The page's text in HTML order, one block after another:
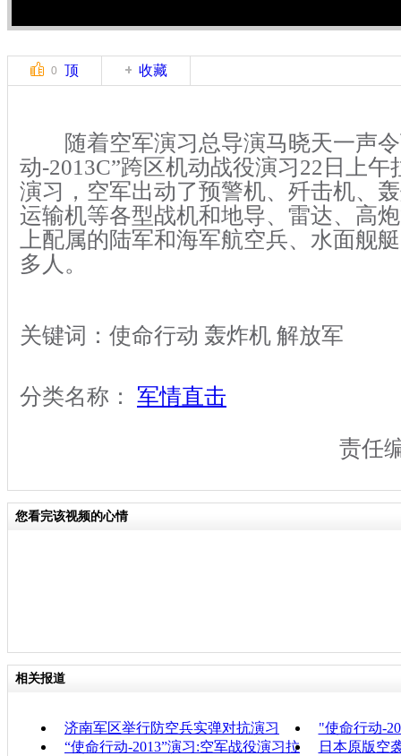
0 顶 收藏
随着空军演习总导演马晓天一声令
动-2013C”跨区机动战役演习22日上午
演习，空军出动了预警机、歼击机、
运输机等各型战机和地导、雷达、高
上配属的陆军和海军航空兵、水面舰
多人。
关键词：使命行动 轰炸机 解放军
分类名称： 军情直击
责任
您看完该视频的心情
相关报道
济南军区举行防空兵实弹对抗演习
"使命行动-
“使命行动-2013”演习:空军战役演习拉
日本原版空